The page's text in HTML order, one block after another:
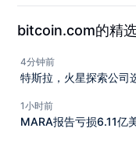
bitcoin.com的精
4分钟前
特斯拉，火星探索公司
1小时前
MARA报告亏损6.11亿